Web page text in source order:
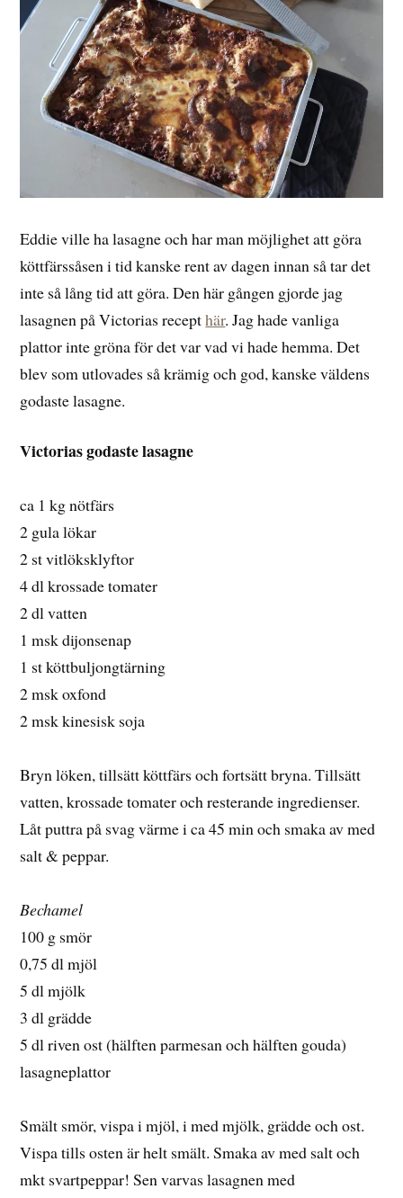
Eddie ville ha lasagne och har man möjlighet att göra
köttfärssåsen i tid kanske rent av dagen innan så tar det
inte så lång tid att göra. Den här gången gjorde jag
lasagnen på Victorias recepthär. Jag hade vanliga
plattor inte gröna för det var vad vi hade hemma. Det
blev som utlovades så krämig och god, kanske väldens
godaste lasagne.
Victorias godaste lasagne
ca 1 kg nötfärs
2 gula lökar
2 st vitlöksklyftor
4 dl krossade tomater
2 dl vatten
1 msk dijonsenap
1 st köttbuljongtärning
2 msk oxfond
2 msk kinesisk soja
Bryn löken, tillsätt köttfärs och fortsätt bryna. Tillsätt
vatten, krossade tomater och resterande ingredienser.
Låt puttra på svag värme i ca 45 min och smaka av med
salt & peppar.
Bechamel
100 g smör
0,75 dl mjöl
5 dl mjölk
3 dl grädde
5 dl riven ost (hälften parmesan och hälften gouda)
lasagneplattor
Smält smör, vispa i mjöl, i med mjölk, grädde och ost.
Vispa tills osten är helt smält. Smaka av med salt och
mkt svartpeppar! Sen varvas lasagnen med